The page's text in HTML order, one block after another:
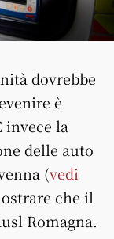
dovrebbe
è
invece la
delle auto
(vedi
che il
Romagna.